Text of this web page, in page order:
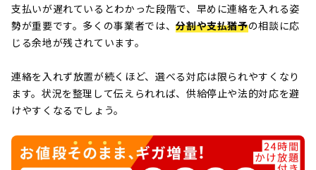
支払いが遅れているとわかった段階で、早めに連絡を入れる姿
勢が重要です。多くの事業者では、分割や支払猶予の相談に応
じる余地が残されています。
連絡を入れず放置が続くほど、選べる対応は限られやすくなり
ます。状況を整理して伝えられれば、供給停止や法的対応を避
けやすくなるでしょう。